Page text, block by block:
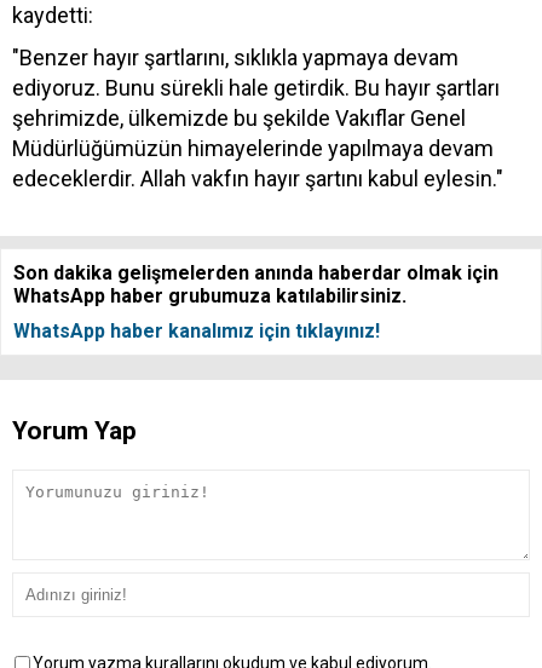
kaydetti:
"Benzer hayır şartlarını, sıklıkla yapmaya devam
ediyoruz. Bunu sürekli hale getirdik. Bu hayır şartları
şehrimizde, ülkemizde bu şekilde Vakıflar Genel
Müdürlüğümüzün himayelerinde yapılmaya devam
edeceklerdir. Allah vakfın hayır şartını kabul eylesin."
Son dakika gelişmelerden anında haberdar olmak için
WhatsApp haber grubumuza katılabilirsiniz.
WhatsApp haber kanalımız için tıklayınız!
Yorum Yap
Yorum yazma kurallarını okudum ve kabul ediyorum.